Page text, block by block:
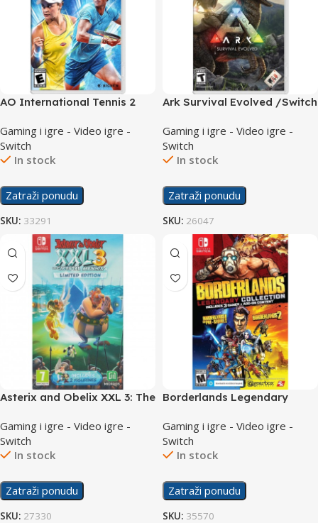
AO International Tennis 2
Gaming i igre - Video igre -
Switch
In stock
Zatraži ponudu
SKU: 33291
Ark Survival Evolved /Switch
Gaming i igre - Video igre -
Switch
In stock
Zatraži ponudu
SKU: 26047
Asterix and Obelix XXL 3: The
Edition /Switch
Gaming i igre - Video igre -
Switch
In stock
Zatraži ponudu
SKU: 27330
Borderlands Legendary
Gaming i igre - Video igre -
Switch
In stock
Zatraži ponudu
SKU: 35570